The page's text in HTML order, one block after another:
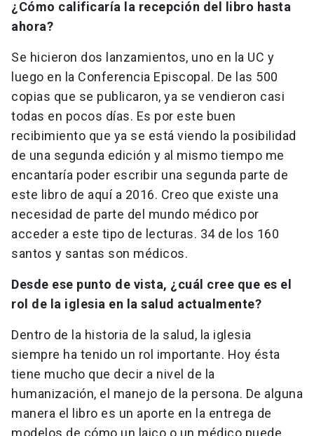
¿Cómo calificaría la recepción del libro hasta
ahora?
Se hicieron dos lanzamientos, uno en la UC y
luego en la Conferencia Episcopal. De las 500
copias que se publicaron, ya se vendieron casi
todas en pocos días. Es por este buen
recibimiento que ya se está viendo la posibilidad
de una segunda edición y al mismo tiempo me
encantaría poder escribir una segunda parte de
este libro de aquí a 2016. Creo que existe una
necesidad de parte del mundo médico por
acceder a este tipo de lecturas. 34 de los 160
santos y santas son médicos.
Desde ese punto de vista, ¿cuál cree que es el
rol de la iglesia en la salud actualmente?
Dentro de la historia de la salud, la iglesia
siempre ha tenido un rol importante. Hoy ésta
tiene mucho que decir a nivel de la
humanización, el manejo de la persona. De alguna
manera el libro es un aporte en la entrega de
modelos de cómo un laico o un médico puede